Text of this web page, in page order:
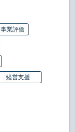
業評価
経営支援